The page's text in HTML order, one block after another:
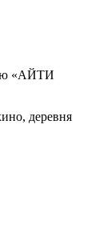
«АЙТИ
деревня